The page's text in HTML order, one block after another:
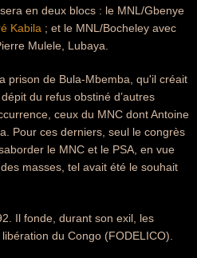
en deux blocs : le MNL/Gbenye
Kabila ; et le MNL/Bocheley avec
Mulele, Lubaya.
prison de Bula-Mbemba, qu'il créait
du refus obstiné d’autres
ceux du MNC dont Antoine
Pour ces derniers, seul le congrès
le MNC et le PSA, en vue
masses, tel avait été le souhait
Il fonde, durant son exil, les
du Congo (FODELICO).